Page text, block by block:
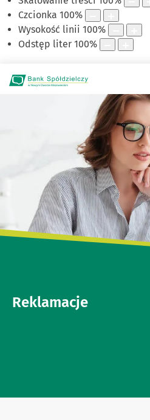
Czcionka 100%
Wysokość linii 100%
Odstęp liter 100%
Reklamacje